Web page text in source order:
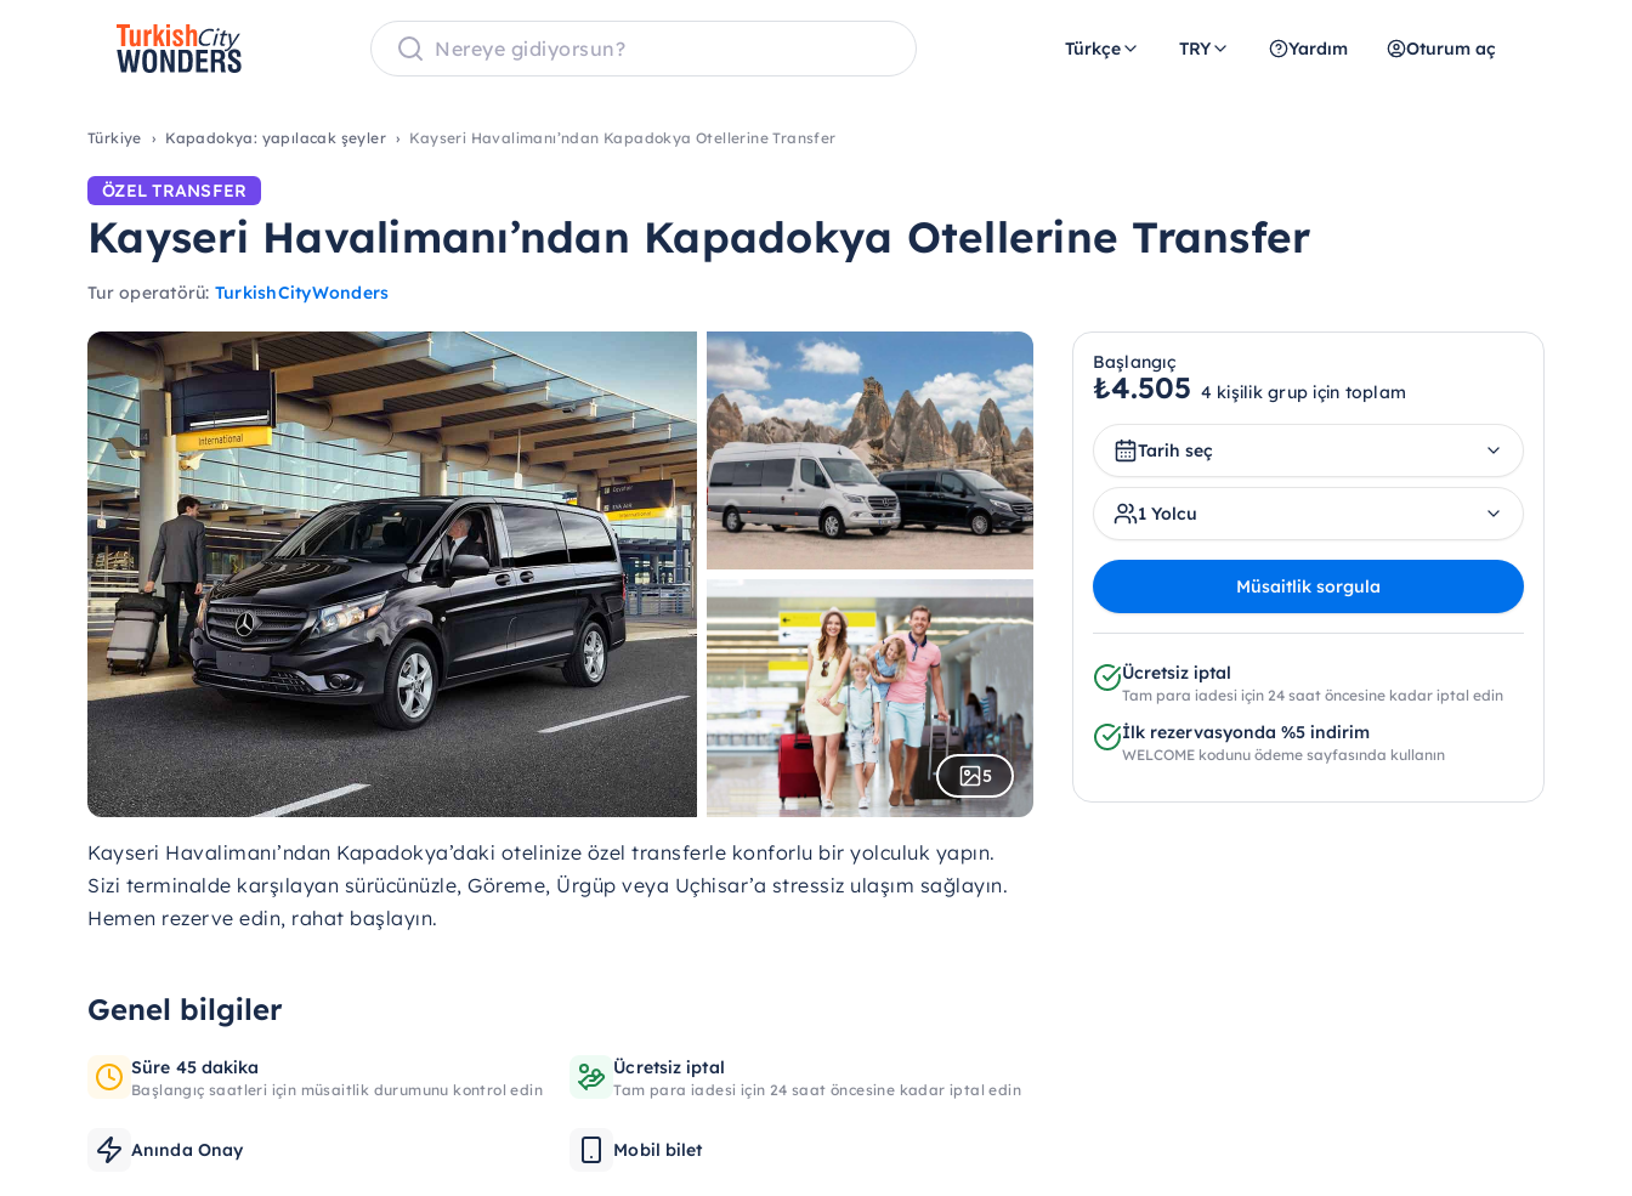
Türkçe TRY Yardım Oturum aç
Türkiye Kapadokya: yapılacak şeyler Kayseri Havalimanı’ndan Kapadokya Otellerine Transfer
ÖZEL TRANSFER
Kayseri Havalimanı’ndan Kapadokya Otellerine Transfer
Tur operatörü: TurkishCityWonders
5
Kayseri Havalimanı’ndan Kapadokya’daki otelinize özel transferle konforlu bir yolculuk yapın.
Sizi terminalde karşılayan sürücünüzle, Göreme, Ürgüp veya Uçhisar’a stressiz ulaşım sağlayın.
Hemen rezerve edin, rahat başlayın.
Genel bilgiler
Süre 45 dakika
Başlangıç ​​saatleri için müsaitlik durumunu kontrol edin
Ücretsiz iptal
Tam para iadesi için 24 saat öncesine kadar iptal edin
Anında Onay Mobil bilet
Başlangıç
₺4.505 4 kişilik grup için toplam
Tarih seç
1 Yolcu
Müsaitlik sorgula
Ücretsiz iptal
Tam para iadesi için 24 saat öncesine kadar iptal edin
İlk rezervasyonda %5 indirim
WELCOME kodunu ödeme sayfasında kullanın